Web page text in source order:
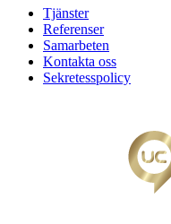
Tjänster
Referenser
Samarbeten
Kontakta oss
Sekretesspolicy